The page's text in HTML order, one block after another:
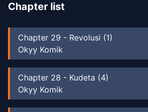
Chapter list
Chapter 29 - Revolusi (1)
Okyy Komik
Chapter 28 - Kudeta (4)
Okyy Komik